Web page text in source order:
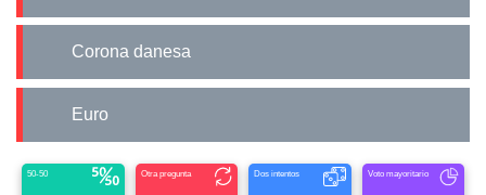
Corona danesa
Euro
50-50 Otra pregunta Dos intentos Voto mayoritario